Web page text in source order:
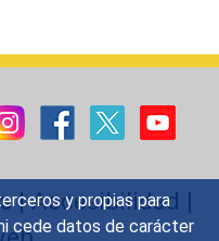
y propias para
cede datos de carácter
|Accesibilidad |